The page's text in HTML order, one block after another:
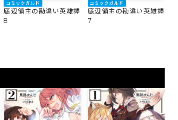
コミックガルド
底辺領主の勘違い英雄譚
8
コミックガルド
底辺領主の勘違い英雄譚
7